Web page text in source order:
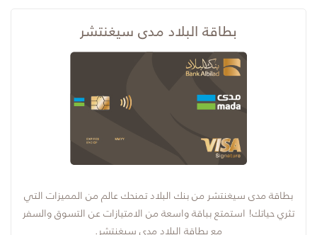
بطاقة البلاد مدى سيغنتشر
بطاقة مدى سيغنتشر من بنك البلاد تمنحك عالم من المميزات التي
تثري حياتك! استمتع بباقة واسعة من الامتيازات عن التسوق والسفر
مع بطاقة البلاد مدى سيغنتشر.